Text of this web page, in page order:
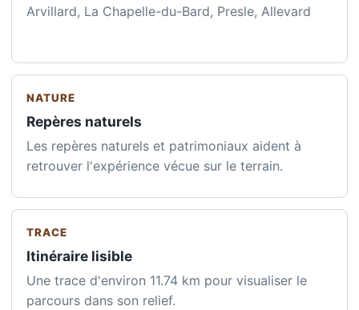
Arvillard, La Chapelle-du-Bard, Presle, Allevard
NATURE
Repères naturels
Les repères naturels et patrimoniaux aident à
retrouver l'expérience vécue sur le terrain.
TRACE
Itinéraire lisible
Une trace d'environ 11.74 km pour visualiser le
parcours dans son relief.